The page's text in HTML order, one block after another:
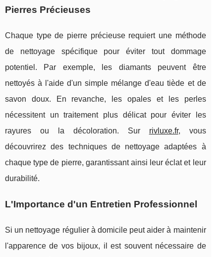
Pierres Précieuses
Chaque type de pierre précieuse requiert une méthode
de nettoyage spécifique pour éviter tout dommage
potentiel. Par exemple, les diamants peuvent être
nettoyés à l'aide d'un simple mélange d'eau tiède et de
savon doux. En revanche, les opales et les perles
nécessitent un traitement plus délicat pour éviter les
rayures ou la décoloration. Sur rivluxe.fr, vous
découvrirez des techniques de nettoyage adaptées à
chaque type de pierre, garantissant ainsi leur éclat et leur
durabilité.
L'Importance d'un Entretien Professionnel
Si un nettoyage régulier à domicile peut aider à maintenir
l'apparence de vos bijoux, il est souvent nécessaire de